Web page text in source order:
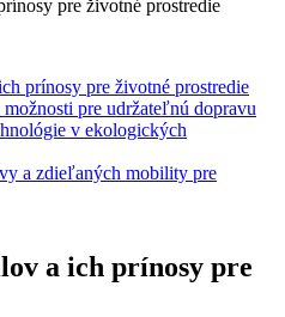
prínosy pre životné prostredie
pre udržateľnú dopravu
v ekologických
a zdieľaných mobility pre
a ich prínosy pre